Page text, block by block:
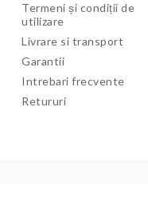
Termeni și condiții de
utilizare
Livrare si transport
Garantii
Intrebari frecvente
Retururi